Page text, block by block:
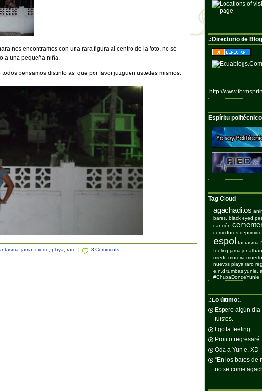
nos encontramos con una rara figura al centro de la foto, no sé
a una pequeña niña.
pensamos distinto asi que por favor juzguen ustedes mismos.
jama miedo playa raro | 8 Comments
.:Directorio de
http://
Espíritu politécnico
Tag Cloud
agachaditos
bares. black eyed
canción
comedores deprimido
espol fantasma
feeling jama jonathan
miedo moreira
nuevos playa raro
e.n.d tumbas yunie.
#ChupaDondeYunie
.:Lo último:.
Espero algún día
fuistes.
I gotta feeling.
Pronto regresaré.
Oda a Yunie. XD
“En los bares de
no se come